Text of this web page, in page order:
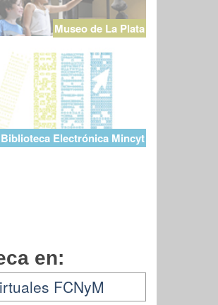
Museo de La Plata
Biblioteca Electrónica Mincyt
en:
FCNyM